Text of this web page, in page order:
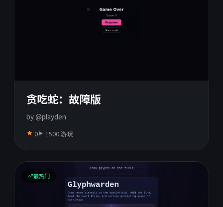
贪吃蛇：故障版
by @playden
0 1500 游玩
最热门